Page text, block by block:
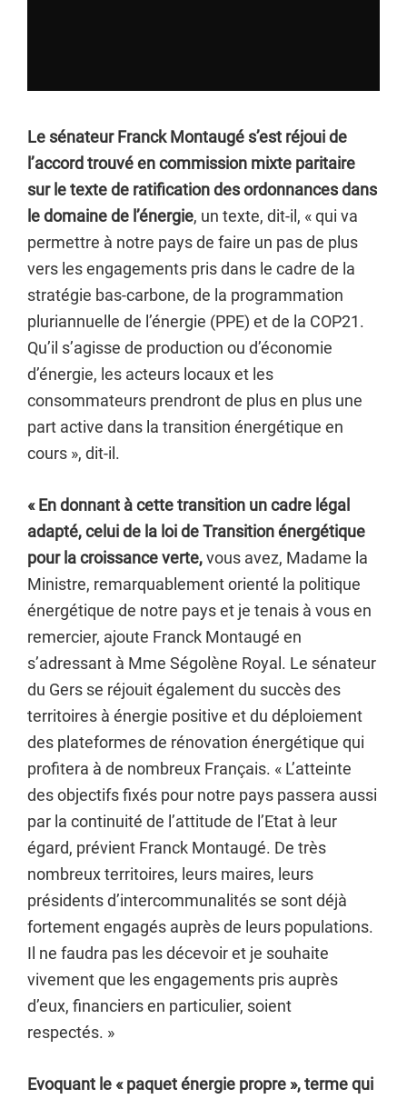
Le sénateur Franck Montaugé s’est réjoui de
l’accord trouvé en commission mixte paritaire
sur le texte de ratification des ordonnances dans
le domaine de l’énergie, un texte, dit-il, « qui va
permettre à notre pays de faire un pas de plus
vers les engagements pris dans le cadre de la
stratégie bas-carbone, de la programmation
pluriannuelle de l’énergie (PPE) et de la COP21.
Qu’il s’agisse de production ou d’économie
d’énergie, les acteurs locaux et les
consommateurs prendront de plus en plus une
part active dans la transition énergétique en
cours », dit-il.
« En donnant à cette transition un cadre légal
adapté, celui de la loi de Transition énergétique
pour la croissance verte,vous avez, Madame la
Ministre, remarquablement orienté la politique
énergétique de notre pays et je tenais à vous en
remercier, ajoute Franck Montaugé en
s’adressant à Mme Ségolène Royal. Le sénateur
du Gers se réjouit également du succès des
territoires à énergie positive et du déploiement
des plateformes de rénovation énergétique qui
profitera à de nombreux Français. « L’atteinte
des objectifs fixés pour notre pays passera aussi
par la continuité de l’attitude de l’Etat à leur
égard, prévient Franck Montaugé. De très
nombreux territoires, leurs maires, leurs
présidents d’intercommunalités se sont déjà
fortement engagés auprès de leurs populations.
Il ne faudra pas les décevoir et je souhaite
vivement que les engagements pris auprès
d’eux, financiers en particulier, soient
respectés. »
Evoquant le « paquet énergie propre », terme qui